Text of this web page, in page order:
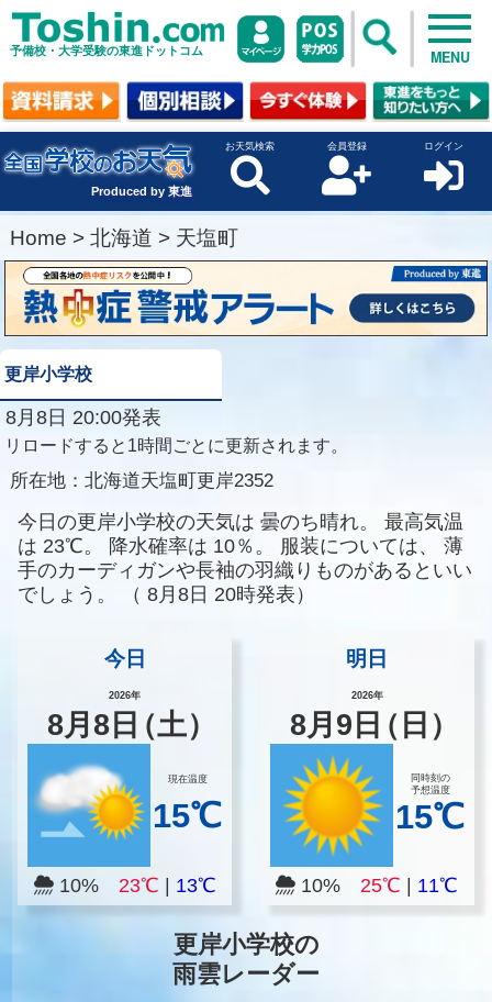
予備校・大学受験の東進ドットコム MENU
Produced by 東進
お天気検索 会員登録 ログイン
Home > 北海道 > 天塩町
更岸小学校
8月8日 20:00発表
リロードすると1時間ごとに更新されます。
所在地： 北海道天塩町更岸2352
今日の更岸小学校の天気は 曇のち晴れ。
最高気温
は 23℃。 降水確率は 10％。 服装については、
薄
手のカーディガンや長袖の羽織りものがあるといい
でしょう。
（ 8月8日 20時発表）
今日
2026年
8月8 日（土）
現在温度
15℃
10% 23℃ 13℃
明日
2026年
8月 9 日（日）
同時刻の
予想温度
15℃
10% 25℃ 11℃
更岸小学校の
雨雲レーダー